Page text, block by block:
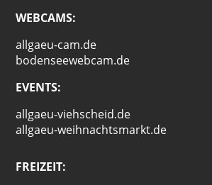
WEBCAMS:
allgaeu-cam.de
bodenseewebcam.de
EVENTS:
allgaeu-viehscheid.de
allgaeu-weihnachtsmarkt.de
FREIZEIT: